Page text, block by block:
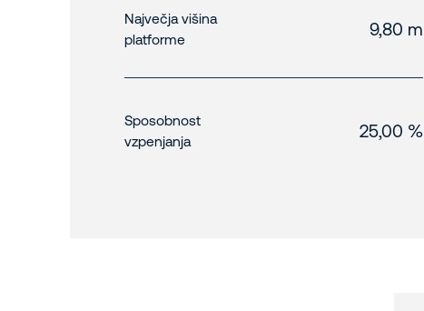
Največja višina
platforme
9,80 m
Sposobnost
vzpenjanja
25,00 %